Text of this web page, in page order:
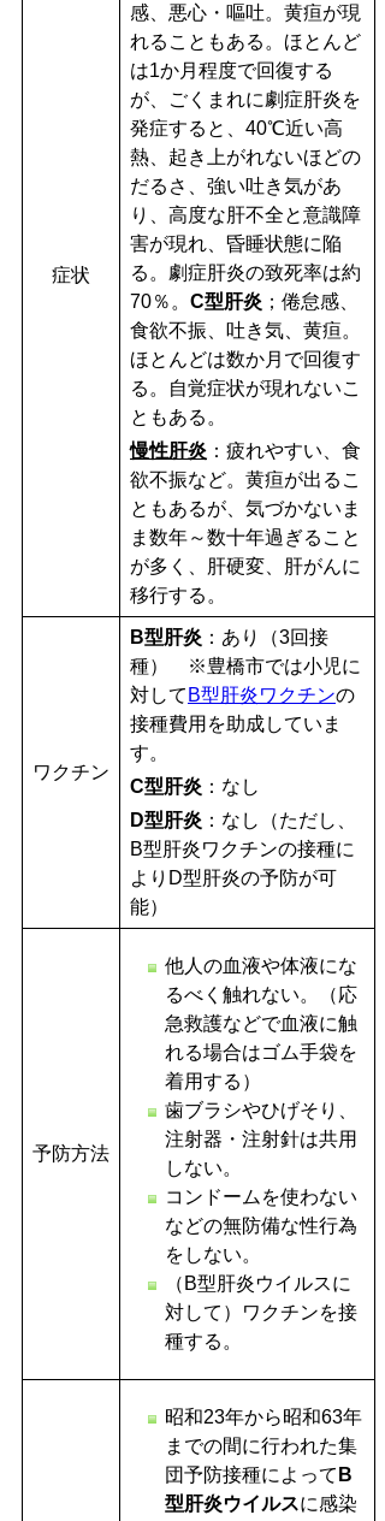
症状
感、悪心・嘔吐。黄疸が現
れることもある。ほとんど
は1か月程度で回復する
が、ごくまれに劇症肝炎を
発症すると、40℃近い高
熱、起き上がれないほどの
だるさ、強い吐き気があ
り、高度な肝不全と意識障
害が現れ、昏睡状態に陥
る。劇症肝炎の致死率は約
70％。 C型肝炎 ；倦怠感、
食欲不振、吐き気、黄疸。
ほとんどは数か月で回復す
る。自覚症状が現れないこ
ともある。
慢性肝炎 ：疲れやすい、食
欲不振など。黄疸が出るこ
ともあるが、気づかないま
ま数年～数十年過ぎること
が多く、肝硬変、肝がんに
移行する。
ワクチン
B型肝炎 ：あり（3回接
種） ※豊橋市では小児に
対して B型肝炎ワクチンの
接種費用を助成していま
す。
C型肝炎 ：なし
D型肝炎 ：なし（ただし、
B型肝炎ワクチンの接種に
よりD型肝炎の予防が可
能）
予防方法
他人の血液や体液にな
るべく触れない。（応
急救護などで血液に触
れる場合はゴム手袋を
着用する）
歯ブラシやひげそり、
注射器・注射針は共用
しない。
コンドームを使わない
などの無防備な性行為
をしない。
（B型肝炎ウイルスに
対して）ワクチンを接
種する。
昭和23年から昭和63年
までの間に行われた集
団予防接種によって B
型肝炎ウイルスに感染